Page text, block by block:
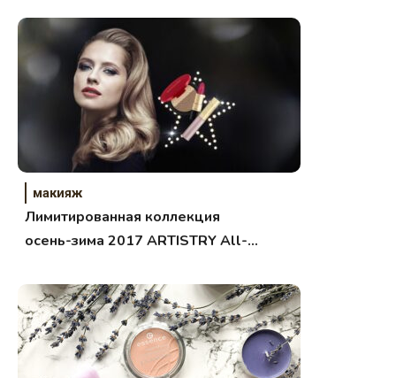
макияж
Лимитированная коллекция
осень-зима 2017 ARTISTRY All-